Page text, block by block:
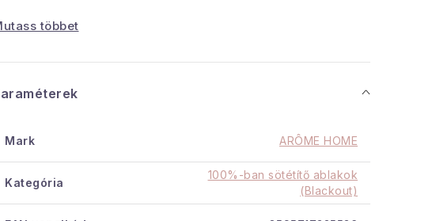
amodern design
a szobát, akár hangulatos
bézs színű sötétítő függöny
kellőképpen
fények ellen. A függöny
többet
Mark ARÔME HOME
Kategória
100%-ban sötétítő ablakok
(Blackout)